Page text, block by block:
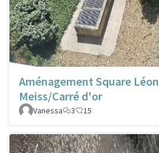
Aménagement Square Léon
Meiss/Carré d'or
Vanessa
3 15